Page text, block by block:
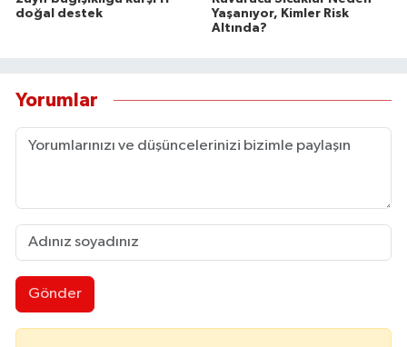
doğal destek
Yaşanıyor, Kimler Risk
Altında?
Yorumlar
Gönder